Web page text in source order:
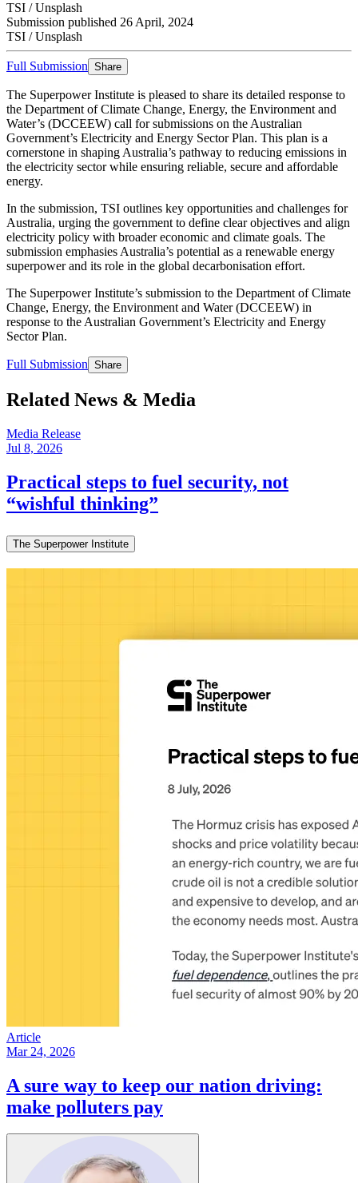
TSI / Unsplash​​​​‌ ‍ ​‍​‍‌‍ ‌ ​‍‌‍‍‌‌‍‌ ‌‍‍‌‌‍ ‍​‍​‍​ ‍‍​‍​‍‌ ​ ‌‍​‌‌‍ ‍‌‍‍‌‌ ‌​‌ ‍‌​‍ ‍‌‍‍‌‌‍ ​‍​‍​‍ ​​‍​‍‌‍‍​‌ ​‍‌‍‌‌‌‍‌‍​‍​‍​ ‍‍​‍​‍‌‍‍​‌ ‌​‌ ‌​‌ ​​​ ‍‍​‍ ​‍ ‌‍ ​‌‍ ‌‍​ ‌‍​‌‌‍ ​‌‍‍​‌‍ ‌ ​ ‌ ‌​​ ‍‍​ ​ ​ ​ ​ ​ ​ ​ ​‍ ‌‍‍‌‌‍ ‍‌ ‌​‌‍‌‌‌‍ ‍‌ ‌​​‍ ‌‍‌‌‌‍‌​‌‍‍‌‌ ‌​​‍ ‌‍ ‌‌‍ ‌‍‌​‌‍‌‌​ ‌‌ ​​‌ ​‍‌‍‌‌‌ ​ ‌‍‌‌‌‍ ‍‌ ‌​‌‍​‌‌ ‌​‌‍‍‌‌‍ ‌‍ ‍​ ‍ ‌‍‍‌‌‍‌​​ ‌​ ‌ ​ ​‌​ ​ ‌‍​ ​ ​‌​ ‌​​ ‌ ‌‍​‌​‍ ‌​ ‌‍‌‍‌‌‌‍‌​​ ‌‌​‍ ‌​ ‌​‌‍​ ‌‍​‍​ ‌‌​‍ ‌‌‍​‌​ ‌​​ ‌ ​ ​ ​‍ ‌​ ​‍‌‍​‍​ ​​‌‍​‍​ ‌‌‌‍​‍​ ​ ‌‍‌‍​ ​​​ ‌‍​ ​‌​ ‍‌​ ‍ ‌ ‌​‌ ‍‌‌ ​​‌‍‌‌​ ‌‌ ‌ ‌‍ ‌ ​‍‌‍‍ ​ ‍ ‌ ​​‌‍​‌‌ ‌​‌‍‍​​ ‌‌ ‌​‌‍‍​‌ ‌‌‌‍ ‌‌‍​‍‌‍ ‍‌‍​‌‌‍‍‌‌‍ ​‌​​ ‌‍‍‌‌ ‌​‌‍‌‌​ ‌‍​‍‌‍​‌‌ ​ ‌‍‌‌‌‌‌‌‌ ​‍‌‍ ​​ ‌‌‍‍​‌ ‌​‌ ‌​‌ ​​​‍‌‌​ ​ ‌​​‌​‍‌‌​ ​‍‌​‌‍​‍‌‌​ ​‍‌​‌‍‌‍ ​‌‍ ‌‍​ ‌‍​‌‌‍ ​‌‍‍​‌‍ ‌ ​ ‌ ‌​​‍‌‌​ ​ ‌​​‌​ ​ ​ ​ ​ ​ ​ ​ ​‍‌‍‌‍‍‌‌‍‌​​ ‌​ ‌ ​ ​‌​ ​ ‌‍​ ​ ​‌​ ‌​​ ‌ ‌‍​‌​‍ ‌​ ‌‍‌‍‌‌‌‍‌​​ ‌‌​‍ ‌​ ‌​‌‍​ ‌‍​‍​ ‌‌​‍ ‌‌‍​‌​ ‌​​ ‌ ​ ​ ​‍ ‌​ ​‍‌‍​‍​ ​​‌‍​‍​ ‌‌‌‍​‍​ ​ ‌‍‌‍​ ​​​ ‌‍​ ​‌​ ‍‌​‍‌‍‌ ‌​‌ ‍‌‌ ​​‌‍‌‌​ ‌‌ ‌ ‌‍ ‌ ​‍‌‍‍ ​‍‌‍‌ ​​‌‍​‌‌ ‌​‌‍‍​​ ‌‌ ‌​‌‍‍​‌ ‌‌‌‍ ‌‌‍​‍‌‍ ‍‌‍​‌‌‍‍‌‌‍ ​‌​​ ‌‍‍‌‌ ‌​‌‍‌‌​‍‌‍‌ ​​‌‍‌‌‌ ​‍‌ ​ ‌ ​​‌‍‌‌‌‍​ ‌ ‌​‌‍‍‌‌ ‌‍‌‍‌‌​ ‌‌ ​​‌ ‌‌‌‍​‍‌‍ ​‌‍‍‌‌ ​ ‌‍‍​‌‍‌‌‌‍‌​​‍​‍‌ ‌
Submission published 26 April, 2024
TSI / Unsplash​​​​‌ ‍ ​‍​‍‌‍ ‌ ​‍‌‍‍‌‌‍‌ ‌‍‍‌‌‍ ‍​‍​‍​ ‍‍​‍​‍‌ ​ ‌‍​‌‌‍ ‍‌‍‍‌‌ ‌​‌ ‍‌​‍ ‍‌‍‍‌‌‍ ​‍​‍​‍ ​​‍​‍‌‍‍​‌ ​‍‌‍‌‌‌‍‌‍​‍​‍​ ‍‍​‍​‍‌‍‍​‌ ‌​‌ ‌​‌ ​​​ ‍‍​‍ ​‍ ‌‍ ​‌‍ ‌‍​ ‌‍​‌‌‍ ​‌‍‍​‌‍ ‌ ​ ‌ ‌​​ ‍‍​ ​ ​ ​ ​ ​ ​ ​ ​‍ ‌‍‍‌‌‍ ‍‌ ‌​‌‍‌‌‌‍ ‍‌ ‌​​‍ ‌‍‌‌‌‍‌​‌‍‍‌‌ ‌​​‍ ‌‍ ‌‌‍ ‌‍‌​‌‍‌‌​ ‌‌ ​​‌ ​‍‌‍‌‌‌ ​ ‌‍‌‌‌‍ ‍‌ ‌​‌‍​‌‌ ‌​‌‍‍‌‌‍ ‌‍ ‍​ ‍ ‌‍‍‌‌‍‌​​ ‌​ ‌ ​ ​‌​ ​ ‌‍​ ​ ​‌​ ‌​​ ‌ ‌‍​‌​‍ ‌​ ‌‍‌‍‌‌‌‍‌​​ ‌‌​‍ ‌​ ‌​‌‍​ ‌‍​‍​ ‌‌​‍ ‌‌‍​‌​ ‌​​ ‌ ​ ​ ​‍ ‌​ ​‍‌‍​‍​ ​​‌‍​‍​ ‌‌‌‍​‍​ ​ ‌‍‌‍​ ​​​ ‌‍​ ​‌​ ‍‌​ ‍ ‌ ‌​‌ ‍‌‌ ​​‌‍‌‌​ ‌‌ ‌ ‌‍ ‌ ​‍‌‍‍ ​ ‍ ‌ ​​‌‍​‌‌ ‌​‌‍‍​​ ‌‌ ‌​‌‍‍​‌ ‌‌‌‍ ‌‌‍​‍‌‍ ‍‌‍​‌‌‍‍‌‌‍ ​‌​​ ‌‍‍‌‌ ‌​‌‍‌‌​ ‌‍​‍‌‍​‌‌ ​ ‌‍‌‌‌‌‌‌‌ ​‍‌‍ ​​ ‌‌‍‍​‌ ‌​‌ ‌​‌ ​​​‍‌‌​ ​ ‌​​‌​‍‌‌​ ​‍‌​‌‍​‍‌‌​ ​‍‌​‌‍‌‍ ​‌‍ ‌‍​ ‌‍​‌‌‍ ​‌‍‍​‌‍ ‌ ​ ‌ ‌​​‍‌‌​ ​ ‌​​‌​ ​ ​ ​ ​ ​ ​ ​ ​‍‌‍‌‍‍‌‌‍‌​​ ‌​ ‌ ​ ​‌​ ​ ‌‍​ ​ ​‌​ ‌​​ ‌ ‌‍​‌​‍ ‌​ ‌‍‌‍‌‌‌‍‌​​ ‌‌​‍ ‌​ ‌​‌‍​ ‌‍​‍​ ‌‌​‍ ‌‌‍​‌​ ‌​​ ‌ ​ ​ ​‍ ‌​ ​‍‌‍​‍​ ​​‌‍​‍​ ‌‌‌‍​‍​ ​ ‌‍‌‍​ ​​​ ‌‍​ ​‌​ ‍‌​‍‌‍‌ ‌​‌ ‍‌‌ ​​‌‍‌‌​ ‌‌ ‌ ‌‍ ‌ ​‍‌‍‍ ​‍‌‍‌ ​​‌‍​‌‌ ‌​‌‍‍​​ ‌‌ ‌​‌‍‍​‌ ‌‌‌‍ ‌‌‍​‍‌‍ ‍‌‍​‌‌‍‍‌‌‍ ​‌​​ ‌‍‍‌‌ ‌​‌‍‌‌​‍‌‍‌ ​​‌‍‌‌‌ ​‍‌ ​ ‌ ​​‌‍‌‌‌‍​ ‌ ‌​‌‍‍‌‌ ‌‍‌‍‌‌​ ‌‌ ​​‌ ‌‌‌‍​‍‌‍ ​‌‍‍‌‌ ​ ‌‍‍​‌‍‌‌‌‍‌​​‍​‍‌ ‌
Full Submission​​​​‌ ‍ ​‍​‍‌‍ ‌ ​‍‌‍‍‌‌‍‌ ‌‍‍‌‌‍ ‍​‍​‍​ ‍‍​‍​‍‌ ​ ‌‍​‌‌‍ ‍‌‍‍‌‌ ‌​‌ ‍‌​‍ ‍‌‍‍‌‌‍ ​‍​‍​‍ ​​‍​‍‌‍‍​‌ ​‍‌‍‌‌‌‍‌‍​‍​‍​ ‍‍​‍​‍‌‍‍​‌ ‌​‌ ‌​‌ ​​​ ‍‍​‍ ​‍ ‌‍ ​‌‍ ‌‍​ ‌‍​‌‌‍ ​‌‍‍​‌‍ ‌ ​ ‌ ‌​​ ‍‍​ ​ ​ ​ ​ ​ ​ ​ ​‍ ‌‍‍‌‌‍ ‍‌ ‌​‌‍‌‌‌‍ ‍‌ ‌​​‍ ‌‍‌‌‌‍‌​‌‍‍‌‌ ‌​​‍ ‌‍ ‌‌‍ ‌‍‌​‌‍‌‌​ ‌‌ ​​‌ ​‍‌‍‌‌‌ ​ ‌‍‌‌‌‍ ‍‌ ‌​‌‍​‌‌ ‌​‌‍‍‌‌‍ ‌‍ ‍​ ‍ ‌‍‍‌‌‍‌​​ ‌​ ‌ ​ ​‌​ ​ ‌‍​ ​ ​‌​ ‌​​ ‌ ‌‍​‌​‍ ‌​ ‌‍‌‍‌‌‌‍‌​​ ‌‌​‍ ‌​ ‌​‌‍​ ‌‍​‍​ ‌‌​‍ ‌‌‍​‌​ ‌​​ ‌ ​ ​ ​‍ ‌​ ​‍‌‍​‍​ ​​‌‍​‍​ ‌‌‌‍​‍​ ​ ‌‍‌‍​ ​​​ ‌‍​ ​‌​ ‍‌​ ‍ ‌ ‌​‌ ‍‌‌ ​​‌‍‌‌​ ‌‌ ‌ ‌‍ ‌ ​‍‌‍‍ ​ ‍ ‌ ​​‌‍​‌‌ ‌​‌‍‍​​ ‌‌‍‌​‌‍ ‌ ‌ ‌‍ ‍‌‍ ​‌‍ ‌‍​‌‌‍‌​‌ ​ ‌​​‌‌‍ ‍‌‍‌​‌​ ​‌‍‍‌‌‍ ‍‌‍‍ ‌ ​ ​‍‌‌​ ‌‌‌​​‍‌‌ ‌‍‍ ‌‍‌‌‌ ‍‌​‍‌‌​ ​ ‌​‌​​‍‌‌​ ​ ‌​‌​​‍‌‌​ ​‍​ ​‍​ ​ ‌‍​ ‌‍‌‍‌‍​‌‌‍​ ​ ‌​‌‍​‍‌‍​‍​ ‌‌‌‍​‍​ ​ ‌‍‌‌​‍‌‌​ ​‍​ ​‍​‍‌‌​ ‌‌‌​‌​​‍ ‍‌ ‌​‌‍‍‌‌ ‌​‌‍ ​‌‍‌‌​ ‌‍​‍‌‍​‌‌ ​ ‌‍‌‌‌‌‌‌‌ ​‍‌‍ ​​ ‌‌‍‍​‌ ‌​‌ ‌​‌ ​​​‍‌‌​ ​ ‌​​‌​‍‌‌​ ​‍‌​‌‍​‍‌‌​ ​‍‌​‌‍‌‍ ​‌‍ ‌‍​ ‌‍​‌‌‍ ​‌‍‍​‌‍ ‌ ​ ‌ ‌​​‍‌‌​ ​ ‌​​‌​ ​ ​ ​ ​ ​ ​ ​ ​‍‌‍‌‍‍‌‌‍‌​​ ‌​ ‌ ​ ​‌​ ​ ‌‍​ ​ ​‌​ ‌​​ ‌ ‌‍​‌​‍ ‌​ ‌‍‌‍‌‌‌‍‌​​ ‌‌​‍ ‌​ ‌​‌‍​ ‌‍​‍​ ‌‌​‍ ‌‌‍​‌​ ‌​​ ‌ ​ ​ ​‍ ‌​ ​‍‌‍​‍​ ​​‌‍​‍​ ‌‌‌‍​‍​ ​ ‌‍‌‍​ ​​​ ‌‍​ ​‌​ ‍‌​‍‌‍‌ ‌​‌ ‍‌‌ ​​‌‍‌‌​ ‌‌ ‌ ‌‍ ‌ ​‍‌‍‍ ​‍‌‍‌ ​​‌‍​‌‌ ‌​‌‍‍​​ ‌‌‍‌​‌‍ ‌ ‌ ‌‍ ‍‌‍ ​‌‍ ‌‍​‌‌‍‌​‌ ​ ‌​​‌‌‍ ‍‌‍‌​‌​ ​‌‍‍‌‌‍ ‍‌‍‍ ‌ ​ ​‍‌‌​ ‌‌‌​​‍‌‌ ‌‍‍ ‌‍‌‌‌ ‍‌​‍‌‌​ ​ ‌​‌​​‍‌‌​ ​ ‌​‌​​‍‌‌​ ​‍​ ​‍​ ​ ‌‍​ ‌‍‌‍‌‍​‌‌‍​ ​ ‌​‌‍​‍‌‍​‍​ ‌‌‌‍​‍​ ​ ‌‍‌‌​‍‌‌​ ​‍​ ​‍​‍‌‌​ ‌‌‌​‌​​‍ ‍‌ ‌​‌‍‍‌‌ ‌​‌‍ ​‌‍‌‌​‍‌‍‌ ​​‌‍‌‌‌ ​‍‌ ​ ‌ ​​‌‍‌‌‌‍​ ‌ ‌​‌‍‍‌‌ ‌‍‌‍‌‌​ ‌‌ ​​‌ ‌‌‌‍​‍‌‍ ​‌‍‍‌‌ ​ ‌‍‍​‌‍‌‌‌‍‌​​‍​‍‌ ‌ Share
The Superpower Institute is pleased to share its detailed response to
the Department of Climate Change, Energy, the Environment and
Water’s (DCCEEW) call for submissions on the Australian
Government’s Electricity and Energy Sector Plan. This plan is a
cornerstone in shaping Australia’s pathway to reducing emissions in
the electricity sector while ensuring reliable, secure and affordable
energy.​​​​‌ ‍ ​‍​‍‌‍ ‌ ​‍‌‍‍‌‌‍‌ ‌‍‍‌‌‍ ‍​‍​‍​ ‍‍​‍​‍‌ ​ ‌‍​‌‌‍ ‍‌‍‍‌‌ ‌​‌ ‍‌​‍ ‍‌‍‍‌‌‍ ​‍​‍​‍ ​​‍​‍‌‍‍​‌ ​‍‌‍‌‌‌‍‌‍​‍​‍​ ‍‍​‍​‍‌‍‍​‌ ‌​‌ ‌​‌ ​​​ ‍‍​‍ ​‍ ‌‍ ​‌‍ ‌‍​ ‌‍​‌‌‍ ​‌‍‍​‌‍ ‌ ​ ‌ ‌​​ ‍‍​ ​ ​ ​ ​ ​ ​ ​ ​‍ ‌‍‍‌‌‍ ‍‌ ‌​‌‍‌‌‌‍ ‍‌ ‌​​‍ ‌‍‌‌‌‍‌​‌‍‍‌‌ ‌​​‍ ‌‍ ‌‌‍ ‌‍‌​‌‍‌‌​ ‌‌ ​​‌ ​‍‌‍‌‌‌ ​ ‌‍‌‌‌‍ ‍‌ ‌​‌‍​‌‌ ‌​‌‍‍‌‌‍ ‌‍ ‍​ ‍ ‌‍‍‌‌‍‌​​ ‌​ ‌ ​ ​‌​ ​ ‌‍​ ​ ​‌​ ‌​​ ‌ ‌‍​‌​‍ ‌​ ‌‍‌‍‌‌‌‍‌​​ ‌‌​‍ ‌​ ‌​‌‍​ ‌‍​‍​ ‌‌​‍ ‌‌‍​‌​ ‌​​ ‌ ​ ​ ​‍ ‌​ ​‍‌‍​‍​ ​​‌‍​‍​ ‌‌‌‍​‍​ ​ ‌‍‌‍​ ​​​ ‌‍​ ​‌​ ‍‌​ ‍ ‌ ‌​‌ ‍‌‌ ​​‌‍‌‌​ ‌‌ ‌ ‌‍ ‌ ​‍‌‍‍ ​ ‍ ‌ ​​‌‍​‌‌ ‌​‌‍‍​​ ‌‌‍​ ‌‍ ‌‍ ‍‌ ‌​‌‍‌‌‌‍ ‍‌ ‌​​‍‌‌​ ‌‌‌​​‍‌‌ ‌‍‍ ‌‍‌‌‌ ‍‌​‍‌‌​ ​ ‌​‌​​‍‌‌​ ​ ‌​‌​​‍‌‌​ ​‍​ ​‍​ ​​​ ‌ ‌‍‌​​ ​​​ ​‌​ ​‌‌‍‌​​ ​ ​ ​ ‌‍​‌​ ‍​​ ​​​‍‌‌​ ​‍​ ​‍​‍‌‌​ ‌‌‌​‌​​‍ ‍‌‍​ ‌‍‍​‌‍‍‌‌‍ ​‌‍‌​‌ ​‍‌‍‌‌‌‍ ‍​‍‌‌​ ‌‌‌​​‍‌‌ ‌‍‍ ‌‍‌‌‌ ‍‌​‍‌‌​ ​ ‌​‌​​‍‌‌​ ​ ‌​‌​​‍‌‌​ ​‍​ ​‍‌‍​‍​ ‌ ‌‍​‍​ ​‍‌‍​‌​ ​‌‌‍‌​​ ‌‍​ ‌ ‌‍​‌‌‍​‍​ ​​​ ​​​‍‌‌​ ​‍​ ​‍​‍‌‌​ ‌‌‌​‌​​‍ ‍‌ ‌​‌‍‌‌‌ ‍​‌ ‌​​ ‌‍​‍‌‍​‌‌ ​ ‌‍‌‌‌‌‌‌‌ ​‍‌‍ ​​ ‌‌‍‍​‌ ‌​‌ ‌​‌ ​​​‍‌‌​ ​ ‌​​‌​‍‌‌​ ​‍‌​‌‍​‍‌‌​ ​‍‌​‌‍‌‍ ​‌‍ ‌‍​ ‌‍​‌‌‍ ​‌‍‍​‌‍ ‌ ​ ‌ ‌​​‍‌‌​ ​ ‌​​‌​ ​ ​ ​ ​ ​ ​ ​ ​‍‌‍‌‍‍‌‌‍‌​​ ‌​ ‌ ​ ​‌​ ​ ‌‍​ ​ ​‌​ ‌​​ ‌ ‌‍​‌​‍ ‌​ ‌‍‌‍‌‌‌‍‌​​ ‌‌​‍ ‌​ ‌​‌‍​ ‌‍​‍​ ‌‌​‍ ‌‌‍​‌​ ‌​​ ‌ ​ ​ ​‍ ‌​ ​‍‌‍​‍​ ​​‌‍​‍​ ‌‌‌‍​‍​ ​ ‌‍‌‍​ ​​​ ‌‍​ ​‌​ ‍‌​‍‌‍‌ ‌​‌ ‍‌‌ ​​‌‍‌‌​ ‌‌ ‌ ‌‍ ‌ ​‍‌‍‍ ​‍‌‍‌ ​​‌‍​‌‌ ‌​‌‍‍​​ ‌‌‍​ ‌‍ ‌‍ ‍‌ ‌​‌‍‌‌‌‍ ‍‌ ‌​​‍‌‌​ ‌‌‌​​‍‌‌ ‌‍‍ ‌‍‌‌‌ ‍‌​‍‌‌​ ​ ‌​‌​​‍‌‌​ ​ ‌​‌​​‍‌‌​ ​‍​ ​‍​ ​​​ ‌ ‌‍‌​​ ​​​ ​‌​ ​‌‌‍‌​​ ​ ​ ​ ‌‍​‌​ ‍​​ ​​​‍‌‌​ ​‍​ ​‍​‍‌‌​ ‌‌‌​‌​​‍ ‍‌‍​ ‌‍‍​‌‍‍‌‌‍ ​‌‍‌​‌ ​‍‌‍‌‌‌‍ ‍​‍‌‌​ ‌‌‌​​‍‌‌ ‌‍‍ ‌‍‌‌‌ ‍‌​‍‌‌​ ​ ‌​‌​​‍‌‌​ ​ ‌​‌​​‍‌‌​ ​‍​ ​‍‌‍​‍​ ‌ ‌‍​‍​ ​‍‌‍​‌​ ​‌‌‍‌​​ ‌‍​ ‌ ‌‍​‌‌‍​‍​ ​​​ ​​​‍‌‌​ ​‍​ ​‍​‍‌‌​ ‌‌‌​‌​​‍ ‍‌ ‌​‌‍‌‌‌ ‍​‌ ‌​​‍‌‍‌ ​​‌‍‌‌‌ ​‍‌ ​ ‌ ​​‌‍‌‌‌‍​ ‌ ‌​‌‍‍‌‌ ‌‍‌‍‌‌​ ‌‌ ​​‌ ‌‌‌‍​‍‌‍ ​‌‍‍‌‌ ​ ‌‍‍​‌‍‌‌‌‍‌​​‍​‍‌ ‌
In the submission, TSI outlines key opportunities and challenges for
Australia, urging the government to define clear objectives and align
electricity policy with broader economic and climate goals. The
submission emphasies Australia’s potential as a renewable energy
superpower and its role in the global decarbonisation effort.​​​​‌ ‍ ​‍​‍‌‍ ‌ ​‍‌‍‍‌‌‍‌ ‌‍‍‌‌‍ ‍​‍​‍​ ‍‍​‍​‍‌ ​ ‌‍​‌‌‍ ‍‌‍‍‌‌ ‌​‌ ‍‌​‍ ‍‌‍‍‌‌‍ ​‍​‍​‍ ​​‍​‍‌‍‍​‌ ​‍‌‍‌‌‌‍‌‍​‍​‍​ ‍‍​‍​‍‌‍‍​‌ ‌​‌ ‌​‌ ​​​ ‍‍​‍ ​‍ ‌‍ ​‌‍ ‌‍​ ‌‍​‌‌‍ ​‌‍‍​‌‍ ‌ ​ ‌ ‌​​ ‍‍​ ​ ​ ​ ​ ​ ​ ​ ​‍ ‌‍‍‌‌‍ ‍‌ ‌​‌‍‌‌‌‍ ‍‌ ‌​​‍ ‌‍‌‌‌‍‌​‌‍‍‌‌ ‌​​‍ ‌‍ ‌‌‍ ‌‍‌​‌‍‌‌​ ‌‌ ​​‌ ​‍‌‍‌‌‌ ​ ‌‍‌‌‌‍ ‍‌ ‌​‌‍​‌‌ ‌​‌‍‍‌‌‍ ‌‍ ‍​ ‍ ‌‍‍‌‌‍‌​​ ‌​ ‌ ​ ​‌​ ​ ‌‍​ ​ ​‌​ ‌​​ ‌ ‌‍​‌​‍ ‌​ ‌‍‌‍‌‌‌‍‌​​ ‌‌​‍ ‌​ ‌​‌‍​ ‌‍​‍​ ‌‌​‍ ‌‌‍​‌​ ‌​​ ‌ ​ ​ ​‍ ‌​ ​‍‌‍​‍​ ​​‌‍​‍​ ‌‌‌‍​‍​ ​ ‌‍‌‍​ ​​​ ‌‍​ ​‌​ ‍‌​ ‍ ‌ ‌​‌ ‍‌‌ ​​‌‍‌‌​ ‌‌ ‌ ‌‍ ‌ ​‍‌‍‍ ​ ‍ ‌ ​​‌‍​‌‌ ‌​‌‍‍​​ ‌‌‍​ ‌‍ ‌‍ ‍‌ ‌​‌‍‌‌‌‍ ‍‌ ‌​​‍‌‌​ ‌‌‌​​‍‌‌ ‌‍‍ ‌‍‌‌‌ ‍‌​‍‌‌​ ​ ‌​‌​​‍‌‌​ ​ ‌​‌​​‍‌‌​ ​‍​ ​‍‌‍​‌​ ​​​ ‌ ‌‍‌‍​ ‍‌​ ​‌​ ‌‍‌‍​‍‌‍​ ​ ‌‍​ ‌​​ ​ ​‍‌‌​ ​‍​ ​‍​‍‌‌​ ‌‌‌​‌​​‍ ‍‌‍​ ‌‍‍​‌‍‍‌‌‍ ​‌‍‌​‌ ​‍‌‍‌‌‌‍ ‍​‍‌‌​ ‌‌‌​​‍‌‌ ‌‍‍ ‌‍‌‌‌ ‍‌​‍‌‌​ ​ ‌​‌​​‍‌‌​ ​ ‌​‌​​‍‌‌​ ​‍​ ​‍‌‍‌‌​ ‌‍‌‍‌‌​ ‌‍​ ​‍‌‍​‌‌‍‌‌​ ​​​ ‍‌​ ‌​​ ‍​​ ‌‌​ ​​​‍‌‌​ ​‍​ ​‍​‍‌‌​ ‌‌‌​‌​​‍ ‍‌ ‌​‌‍‌‌‌ ‍​‌ ‌​​ ‌‍​‍‌‍​‌‌ ​ ‌‍‌‌‌‌‌‌‌ ​‍‌‍ ​​ ‌‌‍‍​‌ ‌​‌ ‌​‌ ​​​‍‌‌​ ​ ‌​​‌​‍‌‌​ ​‍‌​‌‍​‍‌‌​ ​‍‌​‌‍‌‍ ​‌‍ ‌‍​ ‌‍​‌‌‍ ​‌‍‍​‌‍ ‌ ​ ‌ ‌​​‍‌‌​ ​ ‌​​‌​ ​ ​ ​ ​ ​ ​ ​ ​‍‌‍‌‍‍‌‌‍‌​​ ‌​ ‌ ​ ​‌​ ​ ‌‍​ ​ ​‌​ ‌​​ ‌ ‌‍​‌​‍ ‌​ ‌‍‌‍‌‌‌‍‌​​ ‌‌​‍ ‌​ ‌​‌‍​ ‌‍​‍​ ‌‌​‍ ‌‌‍​‌​ ‌​​ ‌ ​ ​ ​‍ ‌​ ​‍‌‍​‍​ ​​‌‍​‍​ ‌‌‌‍​‍​ ​ ‌‍‌‍​ ​​​ ‌‍​ ​‌​ ‍‌​‍‌‍‌ ‌​‌ ‍‌‌ ​​‌‍‌‌​ ‌‌ ‌ ‌‍ ‌ ​‍‌‍‍ ​‍‌‍‌ ​​‌‍​‌‌ ‌​‌‍‍​​ ‌‌‍​ ‌‍ ‌‍ ‍‌ ‌​‌‍‌‌‌‍ ‍‌ ‌​​‍‌‌​ ‌‌‌​​‍‌‌ ‌‍‍ ‌‍‌‌‌ ‍‌​‍‌‌​ ​ ‌​‌​​‍‌‌​ ​ ‌​‌​​‍‌‌​ ​‍​ ​‍‌‍​‌​ ​​​ ‌ ‌‍‌‍​ ‍‌​ ​‌​ ‌‍‌‍​‍‌‍​ ​ ‌‍​ ‌​​ ​ ​‍‌‌​ ​‍​ ​‍​‍‌‌​ ‌‌‌​‌​​‍ ‍‌‍​ ‌‍‍​‌‍‍‌‌‍ ​‌‍‌​‌ ​‍‌‍‌‌‌‍ ‍​‍‌‌​ ‌‌‌​​‍‌‌ ‌‍‍ ‌‍‌‌‌ ‍‌​‍‌‌​ ​ ‌​‌​​‍‌‌​ ​ ‌​‌​​‍‌‌​ ​‍​ ​‍‌‍‌‌​ ‌‍‌‍‌‌​ ‌‍​ ​‍‌‍​‌‌‍‌‌​ ​​​ ‍‌​ ‌​​ ‍​​ ‌‌​ ​​​‍‌‌​ ​‍​ ​‍​‍‌‌​ ‌‌‌​‌​​‍ ‍‌ ‌​‌‍‌‌‌ ‍​‌ ‌​​‍‌‍‌ ​​‌‍‌‌‌ ​‍‌ ​ ‌ ​​‌‍‌‌‌‍​ ‌ ‌​‌‍‍‌‌ ‌‍‌‍‌‌​ ‌‌ ​​‌ ‌‌‌‍​‍‌‍ ​‌‍‍‌‌ ​ ‌‍‍​‌‍‌‌‌‍‌​​‍​‍‌ ‌
The Superpower Institute’s submission to the Department of Climate
Change, Energy, the Environment and Water (DCCEEW) in
response to the Australian Government’s Electricity and Energy
Sector Plan.​​​​‌ ‍ ​‍​‍‌‍ ‌ ​‍‌‍‍‌‌‍‌ ‌‍‍‌‌‍ ‍​‍​‍​ ‍‍​‍​‍‌ ​ ‌‍​‌‌‍ ‍‌‍‍‌‌ ‌​‌ ‍‌​‍ ‍‌‍‍‌‌‍ ​‍​‍​‍ ​​‍​‍‌‍‍​‌ ​‍‌‍‌‌‌‍‌‍​‍​‍​ ‍‍​‍​‍‌‍‍​‌ ‌​‌ ‌​‌ ​​​ ‍‍​‍ ​‍ ‌‍ ​‌‍ ‌‍​ ‌‍​‌‌‍ ​‌‍‍​‌‍ ‌ ​ ‌ ‌​​ ‍‍​ ​ ​ ​ ​ ​ ​ ​ ​‍ ‌‍‍‌‌‍ ‍‌ ‌​‌‍‌‌‌‍ ‍‌ ‌​​‍ ‌‍‌‌‌‍‌​‌‍‍‌‌ ‌​​‍ ‌‍ ‌‌‍ ‌‍‌​‌‍‌‌​ ‌‌ ​​‌ ​‍‌‍‌‌‌ ​ ‌‍‌‌‌‍ ‍‌ ‌​‌‍​‌‌ ‌​‌‍‍‌‌‍ ‌‍ ‍​ ‍ ‌‍‍‌‌‍‌​​ ‌​ ‌ ​ ​‌​ ​ ‌‍​ ​ ​‌​ ‌​​ ‌ ‌‍​‌​‍ ‌​ ‌‍‌‍‌‌‌‍‌​​ ‌‌​‍ ‌​ ‌​‌‍​ ‌‍​‍​ ‌‌​‍ ‌‌‍​‌​ ‌​​ ‌ ​ ​ ​‍ ‌​ ​‍‌‍​‍​ ​​‌‍​‍​ ‌‌‌‍​‍​ ​ ‌‍‌‍​ ​​​ ‌‍​ ​‌​ ‍‌​ ‍ ‌ ‌​‌ ‍‌‌ ​​‌‍‌‌​ ‌‌ ‌ ‌‍ ‌ ​‍‌‍‍ ​ ‍ ‌ ​​‌‍​‌‌ ‌​‌‍‍​​ ‌‌‍​ ‌‍ ‌‍ ‍‌ ‌​‌‍‌‌‌‍ ‍‌ ‌​‌‌​ ‌‍ ‌‌‍​‌‌‍ ​‌‍ ​‌‌​​‌ ​‍‌‍‍‌‌‍ ‍‌ ‌​​‍‌‌​ ‌‌‌​​‍‌‌ ‌‍‍ ‌‍‌‌‌ ‍‌​‍‌‌​ ​ ‌​‌​​‍‌‌​ ​ ‌​‌​​‍‌‌​ ​‍​ ​‍​ ‌‍​ ‍‌‌‍‌​‌‍​‍‌‍​‍‌‍‌‌‌‍‌‍​ ‌​​ ​‌​ ​ ​ ​​‌‍‌​​‍‌‌​ ​‍​ ​‍​‍‌‌​ ‌‌‌​‌​​‍ ‍‌‍​ ‌‍‍​‌‍‍‌‌‍ ​‌‍‌​‌ ​‍‌‍‌‌‌‍ ‍​‍‌‌​ ‌‌‌​​‍‌‌ ‌‍‍ ‌‍‌‌‌ ‍‌​‍‌‌​ ​ ‌​‌​​‍‌‌​ ​ ‌​‌​​‍‌‌​ ​‍​ ​‍​ ‌ ​ ‌‌‌‍​‌‌‍‌‌​ ‌‌​ ‌​​ ‌​​ ‌​‌‍‌‌‌‍‌‍​ ​‌​ ‌ ​‍‌‌​ ​‍​ ​‍​‍‌‌​ ‌‌‌​‌​​‍ ‍‌ ‌​‌‍‌‌‌ ‍​‌ ‌​​ ‌‍​‍‌‍​‌‌ ​ ‌‍‌‌‌‌‌‌‌ ​‍‌‍ ​​ ‌‌‍‍​‌ ‌​‌ ‌​‌ ​​​‍‌‌​ ​ ‌​​‌​‍‌‌​ ​‍‌​‌‍​‍‌‌​ ​‍‌​‌‍‌‍ ​‌‍ ‌‍​ ‌‍​‌‌‍ ​‌‍‍​‌‍ ‌ ​ ‌ ‌​​‍‌‌​ ​ ‌​​‌​ ​ ​ ​ ​ ​ ​ ​ ​‍‌‍‌‍‍‌‌‍‌​​ ‌​ ‌ ​ ​‌​ ​ ‌‍​ ​ ​‌​ ‌​​ ‌ ‌‍​‌​‍ ‌​ ‌‍‌‍‌‌‌‍‌​​ ‌‌​‍ ‌​ ‌​‌‍​ ‌‍​‍​ ‌‌​‍ ‌‌‍​‌​ ‌​​ ‌ ​ ​ ​‍ ‌​ ​‍‌‍​‍​ ​​‌‍​‍​ ‌‌‌‍​‍​ ​ ‌‍‌‍​ ​​​ ‌‍​ ​‌​ ‍‌​‍‌‍‌ ‌​‌ ‍‌‌ ​​‌‍‌‌​ ‌‌ ‌ ‌‍ ‌ ​‍‌‍‍ ​‍‌‍‌ ​​‌‍​‌‌ ‌​‌‍‍​​ ‌‌‍​ ‌‍ ‌‍ ‍‌ ‌​‌‍‌‌‌‍ ‍‌ ‌​‌‌​ ‌‍ ‌‌‍​‌‌‍ ​‌‍ ​‌‌​​‌ ​‍‌‍‍‌‌‍ ‍‌ ‌​​‍‌‌​ ‌‌‌​​‍‌‌ ‌‍‍ ‌‍‌‌‌ ‍‌​‍‌‌​ ​ ‌​‌​​‍‌‌​ ​ ‌​‌​​‍‌‌​ ​‍​ ​‍​ ‌‍​ ‍‌‌‍‌​‌‍​‍‌‍​‍‌‍‌‌‌‍‌‍​ ‌​​ ​‌​ ​ ​ ​​‌‍‌​​‍‌‌​ ​‍​ ​‍​‍‌‌​ ‌‌‌​‌​​‍ ‍‌‍​ ‌‍‍​‌‍‍‌‌‍ ​‌‍‌​‌ ​‍‌‍‌‌‌‍ ‍​‍‌‌​ ‌‌‌​​‍‌‌ ‌‍‍ ‌‍‌‌‌ ‍‌​‍‌‌​ ​ ‌​‌​​‍‌‌​ ​ ‌​‌​​‍‌‌​ ​‍​ ​‍​ ‌ ​ ‌‌‌‍​‌‌‍‌‌​ ‌‌​ ‌​​ ‌​​ ‌​‌‍‌‌‌‍‌‍​ ​‌​ ‌ ​‍‌‌​ ​‍​ ​‍​‍‌‌​ ‌‌‌​‌​​‍ ‍‌ ‌​‌‍‌‌‌ ‍​‌ ‌​​‍‌‍‌ ​​‌‍‌‌‌ ​‍‌ ​ ‌ ​​‌‍‌‌‌‍​ ‌ ‌​‌‍‍‌‌ ‌‍‌‍‌‌​ ‌‌ ​​‌ ‌‌‌‍​‍‌‍ ​‌‍‍‌‌ ​ ‌‍‍​‌‍‌‌‌‍‌​​‍​‍‌ ‌
Full Submission​​​​‌ ‍ ​‍​‍‌‍ ‌ ​‍‌‍‍‌‌‍‌ ‌‍‍‌‌‍ ‍​‍​‍​ ‍‍​‍​‍‌ ​ ‌‍​‌‌‍ ‍‌‍‍‌‌ ‌​‌ ‍‌​‍ ‍‌‍‍‌‌‍ ​‍​‍​‍ ​​‍​‍‌‍‍​‌ ​‍‌‍‌‌‌‍‌‍​‍​‍​ ‍‍​‍​‍‌‍‍​‌ ‌​‌ ‌​‌ ​​​ ‍‍​‍ ​‍ ‌‍ ​‌‍ ‌‍​ ‌‍​‌‌‍ ​‌‍‍​‌‍ ‌ ​ ‌ ‌​​ ‍‍​ ​ ​ ​ ​ ​ ​ ​ ​‍ ‌‍‍‌‌‍ ‍‌ ‌​‌‍‌‌‌‍ ‍‌ ‌​​‍ ‌‍‌‌‌‍‌​‌‍‍‌‌ ‌​​‍ ‌‍ ‌‌‍ ‌‍‌​‌‍‌‌​ ‌‌ ​​‌ ​‍‌‍‌‌‌ ​ ‌‍‌‌‌‍ ‍‌ ‌​‌‍​‌‌ ‌​‌‍‍‌‌‍ ‌‍ ‍​ ‍ ‌‍‍‌‌‍‌​​ ‌​ ‌ ​ ​‌​ ​ ‌‍​ ​ ​‌​ ‌​​ ‌ ‌‍​‌​‍ ‌​ ‌‍‌‍‌‌‌‍‌​​ ‌‌​‍ ‌​ ‌​‌‍​ ‌‍​‍​ ‌‌​‍ ‌‌‍​‌​ ‌​​ ‌ ​ ​ ​‍ ‌​ ​‍‌‍​‍​ ​​‌‍​‍​ ‌‌‌‍​‍​ ​ ‌‍‌‍​ ​​​ ‌‍​ ​‌​ ‍‌​ ‍ ‌ ‌​‌ ‍‌‌ ​​‌‍‌‌​ ‌‌ ‌ ‌‍ ‌ ​‍‌‍‍ ​ ‍ ‌ ​​‌‍​‌‌ ‌​‌‍‍​​ ‌‌‍‌​‌‍ ‌ ‌ ‌‍ ‍‌‍ ​‌‍ ‌‍​‌‌‍‌​‌ ​ ‌​​‌‌‍ ‍‌‍‌​‌​ ​‌‍‍‌‌‍ ‍‌‍‍ ‌ ​ ​‍‌‌​ ‌‌‌​​‍‌‌ ‌‍‍ ‌‍‌‌‌ ‍‌​‍‌‌​ ​ ‌​‌​​‍‌‌​ ​ ‌​‌​​‍‌‌​ ​‍​ ​‍​ ​ ‌‍​ ‌‍‌‍‌‍​‌‌‍​ ​ ‌​‌‍​‍‌‍​‍​ ‌‌‌‍​‍​ ​ ‌‍‌‌​‍‌‌​ ​‍​ ​‍​‍‌‌​ ‌‌‌​‌​​‍ ‍‌ ‌​‌‍‍‌‌ ‌​‌‍ ​‌‍‌‌​ ‌‍​‍‌‍​‌‌ ​ ‌‍‌‌‌‌‌‌‌ ​‍‌‍ ​​ ‌‌‍‍​‌ ‌​‌ ‌​‌ ​​​‍‌‌​ ​ ‌​​‌​‍‌‌​ ​‍‌​‌‍​‍‌‌​ ​‍‌​‌‍‌‍ ​‌‍ ‌‍​ ‌‍​‌‌‍ ​‌‍‍​‌‍ ‌ ​ ‌ ‌​​‍‌‌​ ​ ‌​​‌​ ​ ​ ​ ​ ​ ​ ​ ​‍‌‍‌‍‍‌‌‍‌​​ ‌​ ‌ ​ ​‌​ ​ ‌‍​ ​ ​‌​ ‌​​ ‌ ‌‍​‌​‍ ‌​ ‌‍‌‍‌‌‌‍‌​​ ‌‌​‍ ‌​ ‌​‌‍​ ‌‍​‍​ ‌‌​‍ ‌‌‍​‌​ ‌​​ ‌ ​ ​ ​‍ ‌​ ​‍‌‍​‍​ ​​‌‍​‍​ ‌‌‌‍​‍​ ​ ‌‍‌‍​ ​​​ ‌‍​ ​‌​ ‍‌​‍‌‍‌ ‌​‌ ‍‌‌ ​​‌‍‌‌​ ‌‌ ‌ ‌‍ ‌ ​‍‌‍‍ ​‍‌‍‌ ​​‌‍​‌‌ ‌​‌‍‍​​ ‌‌‍‌​‌‍ ‌ ‌ ‌‍ ‍‌‍ ​‌‍ ‌‍​‌‌‍‌​‌ ​ ‌​​‌‌‍ ‍‌‍‌​‌​ ​‌‍‍‌‌‍ ‍‌‍‍ ‌ ​ ​‍‌‌​ ‌‌‌​​‍‌‌ ‌‍‍ ‌‍‌‌‌ ‍‌​‍‌‌​ ​ ‌​‌​​‍‌‌​ ​ ‌​‌​​‍‌‌​ ​‍​ ​‍​ ​ ‌‍​ ‌‍‌‍‌‍​‌‌‍​ ​ ‌​‌‍​‍‌‍​‍​ ‌‌‌‍​‍​ ​ ‌‍‌‌​‍‌‌​ ​‍​ ​‍​‍‌‌​ ‌‌‌​‌​​‍ ‍‌ ‌​‌‍‍‌‌ ‌​‌‍ ​‌‍‌‌​‍‌‍‌ ​​‌‍‌‌‌ ​‍‌ ​ ‌ ​​‌‍‌‌‌‍​ ‌ ‌​‌‍‍‌‌ ‌‍‌‍‌‌​ ‌‌ ​​‌ ‌‌‌‍​‍‌‍ ​‌‍‍‌‌ ​ ‌‍‍​‌‍‌‌‌‍‌​​‍​‍‌ ‌ Share
Related News & Media
Media Release
Jul 8, 2026
Practical steps to fuel security, not
“wishful thinking”​​​​‌ ‍ ​‍​‍‌‍ ‌ ​‍‌‍‍‌‌‍‌ ‌‍‍‌‌‍ ‍​‍​‍​ ‍‍​‍​‍‌ ​ ‌‍​‌‌‍ ‍‌‍‍‌‌ ‌​‌ ‍‌​‍ ‍‌‍‍‌‌‍ ​‍​‍​‍ ​​‍​‍‌‍‍​‌ ​‍‌‍‌‌‌‍‌‍​‍​‍​ ‍‍​‍​‍‌‍‍​‌ ‌​‌ ‌​‌ ​​​ ‍‍​‍ ​‍ ‌‍ ​‌‍ ‌‍​ ‌‍​‌‌‍ ​‌‍‍​‌‍ ‌ ​ ‌ ‌​​ ‍‍​ ​ ​ ​ ​ ​ ​ ​ ​‍ ‌‍‍‌‌‍ ‍‌ ‌​‌‍‌‌‌‍ ‍‌ ‌​​‍ ‌‍‌‌‌‍‌​‌‍‍‌‌ ‌​​‍ ‌‍ ‌‌‍ ‌‍‌​‌‍‌‌​ ‌‌ ​​‌ ​‍‌‍‌‌‌ ​ ‌‍‌‌‌‍ ‍‌ ‌​‌‍​‌‌ ‌​‌‍‍‌‌‍ ‌‍ ‍​ ‍ ‌‍‍‌‌‍‌​​ ‌​ ​‌‌‍​ ​ ‍‌‌‍​‌​ ‌ ​ ‌‌​ ‌​​ ​‌​‍ ‌‌‍‌‌‌‍​ ‌‍‌‌​ ​‌​‍ ‌​ ‌​​ ‍‌‌‍‌‍‌‍‌‌​‍ ‌‌‍​‌‌‍‌‌​ ‌‌​ ‌ ​‍ ‌‌‍​ ​ ‌‍‌‍​ ​ ‍​‌‍‌​​ ‌‌​ ​‍​ ​ ​ ‍‌​ ​‌​ ​‌​ ​‌​ ‍ ‌ ‌​‌ ‍‌‌ ​​‌‍‌‌​ ‌‌‍ ‍‌‍‌‌‌ ‌ ‌ ​ ​ ‍ ‌ ​​‌‍​‌‌ ‌​‌‍‍​​ ‌‌ ‌​‌‍‍‌‌ ‌​‌‍ ​‌‍‌‌​ ‌‍​‍‌‍​‌‌ ​ ‌‍‌‌‌‌‌‌‌ ​‍‌‍ ​​ ‌‌‍‍​‌ ‌​‌ ‌​‌ ​​​‍‌‌​ ​ ‌​​‌​‍‌‌​ ​‍‌​‌‍​‍‌‌​ ​‍‌​‌‍‌‍ ​‌‍ ‌‍​ ‌‍​‌‌‍ ​‌‍‍​‌‍ ‌ ​ ‌ ‌​​‍‌‌​ ​ ‌​​‌​ ​ ​ ​ ​ ​ ​ ​ ​‍‌‍‌‍‍‌‌‍‌​​ ‌​ ​‌‌‍​ ​ ‍‌‌‍​‌​ ‌ ​ ‌‌​ ‌​​ ​‌​‍ ‌‌‍‌‌‌‍​ ‌‍‌‌​ ​‌​‍ ‌​ ‌​​ ‍‌‌‍‌‍‌‍‌‌​‍ ‌‌‍​‌‌‍‌‌​ ‌‌​ ‌ ​‍ ‌‌‍​ ​ ‌‍‌‍​ ​ ‍​‌‍‌​​ ‌‌​ ​‍​ ​ ​ ‍‌​ ​‌​ ​‌​ ​‌​‍‌‍‌ ‌​‌ ‍‌‌ ​​‌‍‌‌​ ‌‌‍ ‍‌‍‌‌‌ ‌ ‌ ​ ​‍‌‍‌ ​​‌‍​‌‌ ‌​‌‍‍​​ ‌‌ ‌​‌‍‍‌‌ ‌​‌‍ ​‌‍‌‌​‍‌‍‌ ​​‌‍‌‌‌ ​‍‌ ​ ‌ ​​‌‍‌‌‌‍​ ‌ ‌​‌‍‍‌‌ ‌‍‌‍‌‌​ ‌‌ ​​‌ ‌‌‌‍​‍‌‍ ​‌‍‍‌‌ ​ ‌‍‍​‌‍‌‌‌‍‌​​‍​‍‌ ‌
The Superpower Institute
Article
Mar 24, 2026
A sure way to keep our nation driving:
make polluters pay​​​​‌ ‍ ​‍​‍‌‍ ‌ ​‍‌‍‍‌‌‍‌ ‌‍‍‌‌‍ ‍​‍​‍​ ‍‍​‍​‍‌ ​ ‌‍​‌‌‍ ‍‌‍‍‌‌ ‌​‌ ‍‌​‍ ‍‌‍‍‌‌‍ ​‍​‍​‍ ​​‍​‍‌‍‍​‌ ​‍‌‍‌‌‌‍‌‍​‍​‍​ ‍‍​‍​‍‌‍‍​‌ ‌​‌ ‌​‌ ​​​ ‍‍​‍ ​‍ ‌‍ ​‌‍ ‌‍​ ‌‍​‌‌‍ ​‌‍‍​‌‍ ‌ ​ ‌ ‌​​ ‍‍​ ​ ​ ​ ​ ​ ​ ​ ​‍ ‌‍‍‌‌‍ ‍‌ ‌​‌‍‌‌‌‍ ‍‌ ‌​​‍ ‌‍‌‌‌‍‌​‌‍‍‌‌ ‌​​‍ ‌‍ ‌‌‍ ‌‍‌​‌‍‌‌​ ‌‌ ​​‌ ​‍‌‍‌‌‌ ​ ‌‍‌‌‌‍ ‍‌ ‌​‌‍​‌‌ ‌​‌‍‍‌‌‍ ‌‍ ‍​ ‍ ‌‍‍‌‌‍‌​​ ‌​ ‌‍​ ‍‌‌‍‌‌​ ‍​​ ‍‌‌‍​‍‌‍​‌​ ‌‌​‍ ‌‌‍​ ‌‍​ ​ ‌‌​ ​‌​‍ ‌​ ‌​‌‍‌‌​ ‍‌​ ​ ​‍ ‌‌‍​‌​ ‌​​ ​‍​ ‌‍​‍ ‌‌‍‌​‌‍​‍‌‍‌‍​ ‌​​ ‌ ​ ‌‌​ ‌‌​ ‌‍​ ​ ​ ​ ​ ​‍​ ‍​​ ‍ ‌ ‌​‌ ‍‌‌ ​​‌‍‌‌​ ‌‌‍ ‍‌‍‌‌‌ ‌ ‌ ​ ​ ‍ ‌ ​​‌‍​‌‌ ‌​‌‍‍​​ ‌‌ ‌​‌‍‍‌‌ ‌​‌‍ ​‌‍‌‌​ ‌‍​‍‌‍​‌‌ ​ ‌‍‌‌‌‌‌‌‌ ​‍‌‍ ​​ ‌‌‍‍​‌ ‌​‌ ‌​‌ ​​​‍‌‌​ ​ ‌​​‌​‍‌‌​ ​‍‌​‌‍​‍‌‌​ ​‍‌​‌‍‌‍ ​‌‍ ‌‍​ ‌‍​‌‌‍ ​‌‍‍​‌‍ ‌ ​ ‌ ‌​​‍‌‌​ ​ ‌​​‌​ ​ ​ ​ ​ ​ ​ ​ ​‍‌‍‌‍‍‌‌‍‌​​ ‌​ ‌‍​ ‍‌‌‍‌‌​ ‍​​ ‍‌‌‍​‍‌‍​‌​ ‌‌​‍ ‌‌‍​ ‌‍​ ​ ‌‌​ ​‌​‍ ‌​ ‌​‌‍‌‌​ ‍‌​ ​ ​‍ ‌‌‍​‌​ ‌​​ ​‍​ ‌‍​‍ ‌‌‍‌​‌‍​‍‌‍‌‍​ ‌​​ ‌ ​ ‌‌​ ‌‌​ ‌‍​ ​ ​ ​ ​ ​‍​ ‍​​‍‌‍‌ ‌​‌ ‍‌‌ ​​‌‍‌‌​ ‌‌‍ ‍‌‍‌‌‌ ‌ ‌ ​ ​‍‌‍‌ ​​‌‍​‌‌ ‌​‌‍‍​​ ‌‌ ‌​‌‍‍‌‌ ‌​‌‍ ​‌‍‌‌​‍‌‍‌ ​​‌‍‌‌‌ ​‍‌ ​ ‌ ​​‌‍‌‌‌‍​ ‌ ‌​‌‍‍‌‌ ‌‍‌‍‌‌​ ‌‌ ​​‌ ‌‌‌‍​‍‌‍ ​‌‍‍‌‌ ​ ‌‍‍​‌‍‌‌‌‍‌​​‍​‍‌ ‌